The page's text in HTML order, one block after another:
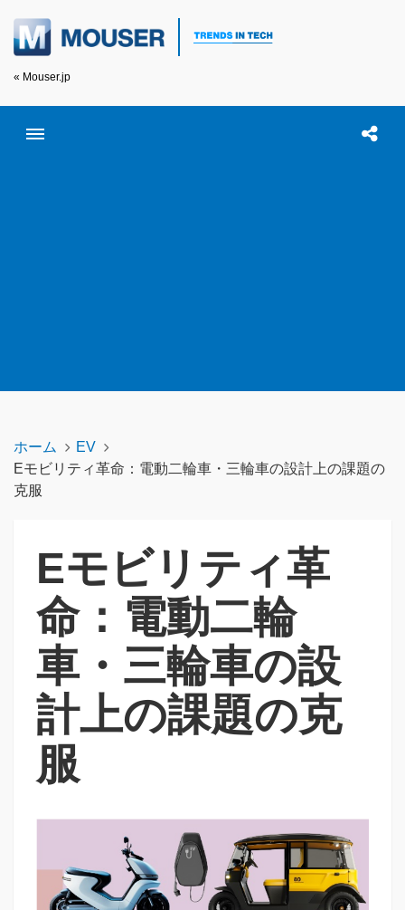
« Mouser.jp
Toggle menubar Open こ
ホーム
EV
Eモビリティ革命：電動二輪車・三輪車の設計上の課題の
克服
Eモビリティ革
命：電動二輪
車・三輪車の設
計上の課題の克
服